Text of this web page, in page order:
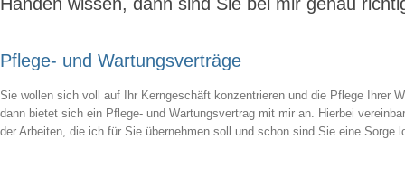
Pflege- und Wartungsverträge
Sie wollen sich voll auf Ihr Kerngeschäft konzentrieren und die Pflege Ihrer
dann bietet sich ein Pflege- und Wartungsvertrag mit mir an. Hierbei
der Arbeiten, die ich für Sie übernehmen soll und schon sind Sie eine Sorge